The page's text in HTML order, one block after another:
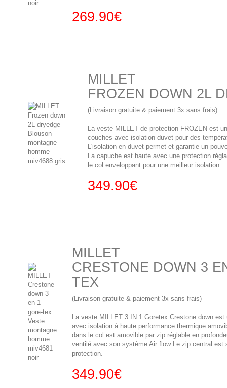
269.90€
MILLET
FROZEN DOWN 2L
(Livraison gratuite & paiement 3x sans frais)
La veste MILLET de protection FROZEN est
couches avec isolation duvet pour des
L'isolation en duvet permet et garantie un
La capuche est haute avec une protection
le col enveloppant pour une meilleur isolation.
349.90€
MILLET
CRESTONE DOWN 3
TEX
(Livraison gratuite & paiement 3x sans frais)
La veste MILLET 3 IN 1 Goretex Crestone down
avec isolation à haute performance thermique
dans le col est amovible par zip réglable en
ventilé avec son système Air flow Le zip central est
protection.
349.90€